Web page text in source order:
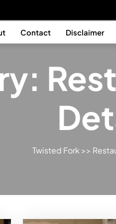
Contact Disclaimer
Twisted Fork >>